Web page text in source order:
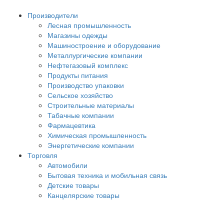
Производители
Лесная промышленность
Магазины одежды
Машиностроение и оборудование
Металлургические компании
Нефтегазовый комплекс
Продукты питания
Производство упаковки
Сельское хозяйство
Строительные материалы
Табачные компании
Фармацевтика
Химическая промышленность
Энергетические компании
Торговля
Автомобили
Бытовая техника и мобильная связь
Детские товары
Канцелярские товары